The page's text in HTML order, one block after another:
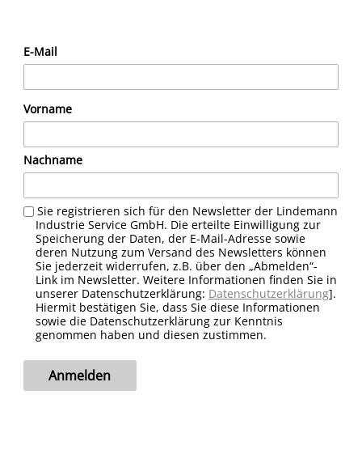
E-Mail
Vorname
Nachname
Sie registrieren sich für den Newsletter der Lindemann
Industrie Service GmbH. Die erteilte Einwilligung zur
Speicherung der Daten, der E-Mail-Adresse sowie
deren Nutzung zum Versand des Newsletters können
Sie jederzeit widerrufen, z.B. über den „Abmelden“-
Link im Newsletter. Weitere Informationen finden Sie in
unserer Datenschutzerklärung: Datenschutzerklärung].
Hiermit bestätigen Sie, dass Sie diese Informationen
sowie die Datenschutzerklärung zur Kenntnis
genommen haben und diesen zustimmen.
Anmelden